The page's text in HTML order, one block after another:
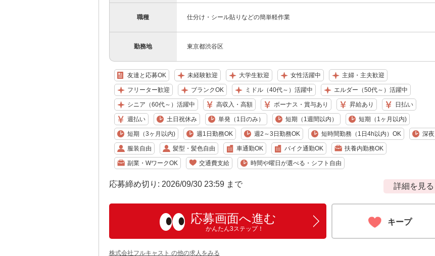
職種 仕分け・シール貼りなどの簡単軽作業
勤務地 東京都渋谷区
友達と応募OK 未経験歓迎 大学生歓迎 女性活躍中 主婦・主夫歓迎
フリーター歓迎 ブランクOK ミドル（40代～）活躍中 エルダー（50代～）活躍中
シニア（60代～）活躍中 高収入・高額 ボーナス・賞与あり 昇給あり 日払い
週払い 土日祝休み 単発（1日のみ） 短期（1週間以内） 短期（1ヶ月以内)
短期（3ヶ月以内) 週1日勤務OK 週2～3日勤務OK 短時間勤務（1日4h以内）OK 深夜
服装自由 髪型・髪色自由 車通勤OK バイク通勤OK 扶養内勤務OK
副業・WワークOK 交通費支給 時間や曜日が選べる・シフト自由
応募締め切り: 2026/09/30 23:59 まで 詳細を見る
応募画面へ進む
かんたん3ステップ！
キープ
株式会社フルキャスト の他の求人をみる